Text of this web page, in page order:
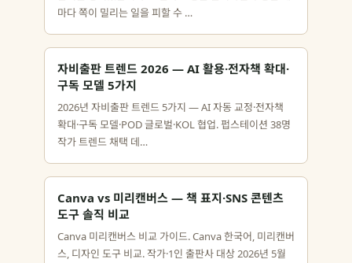
마다 쪽이 밀리는 일을 피할 수 …
자비출판 트렌드 2026 — AI 활용·전자책 확대·
구독 모델 5가지
2026년 자비출판 트렌드 5가지 — AI 자동 교정·전자책
확대·구독 모델·POD 글로벌·KOL 협업. 펍스테이션 38명
작가 트렌드 채택 데…
Canva vs 미리캔버스 — 책 표지·SNS 콘텐츠
도구 솔직 비교
Canva 미리캔버스 비교 가이드. Canva 한국어, 미리캔버
스, 디자인 도구 비교. 작가·1인 출판사 대상 2026년 5월